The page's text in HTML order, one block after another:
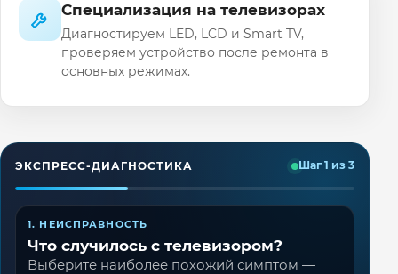
Специализация на телевизорах
Диагностируем LED, LCD и Smart TV,
проверяем устройство после ремонта в
основных режимах.
ЭКСПРЕСС-ДИАГНОСТИКА Шаг 1 из 3
1. НЕИСПРАВНОСТЬ
Что случилось с телевизором?
Выберите наиболее похожий симптом —